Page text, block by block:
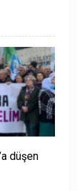
düşen